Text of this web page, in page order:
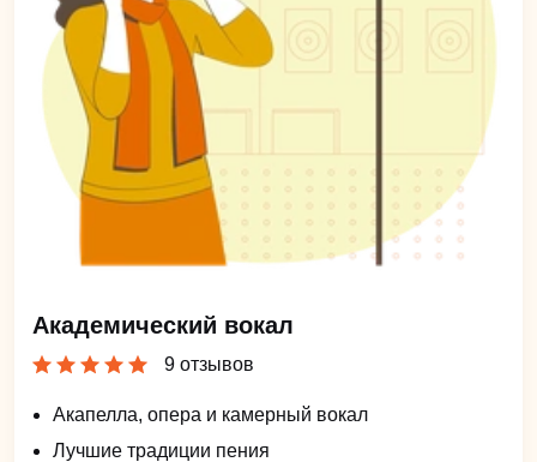
Академический вокал
9 отзывов
Акапелла, опера и камерный вокал
Лучшие традиции пения